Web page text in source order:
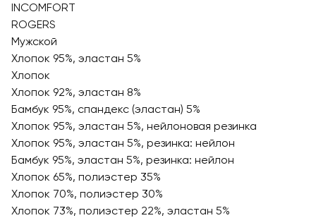
INCOMFORT
ROGERS
Мужской
Хлопок 95%, эластан 5%
Хлопок
Хлопок 92%, эластан 8%
Бамбук 95%, спандекс (эластан) 5%
Хлопок 95%, эластан 5%, нейлоновая резинка
Хлопок 95%, эластан 5%, резинка: нейлон
Бамбук 95%, эластан 5%, резинка: нейлон
Хлопок 65%, полиэстер 35%
Хлопок 70%, полиэстер 30%
Хлопок 73%, полиэстер 22%, эластан 5%